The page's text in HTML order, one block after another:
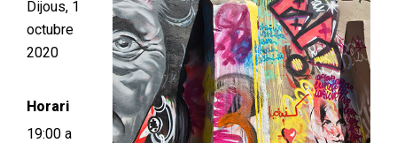
Dijous, 1
octubre
2020
Horari
19:00 a